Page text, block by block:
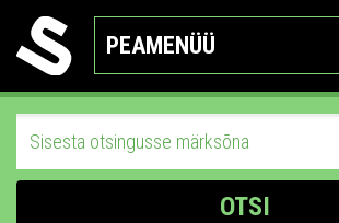
PEAMENÜÜ
OTSI